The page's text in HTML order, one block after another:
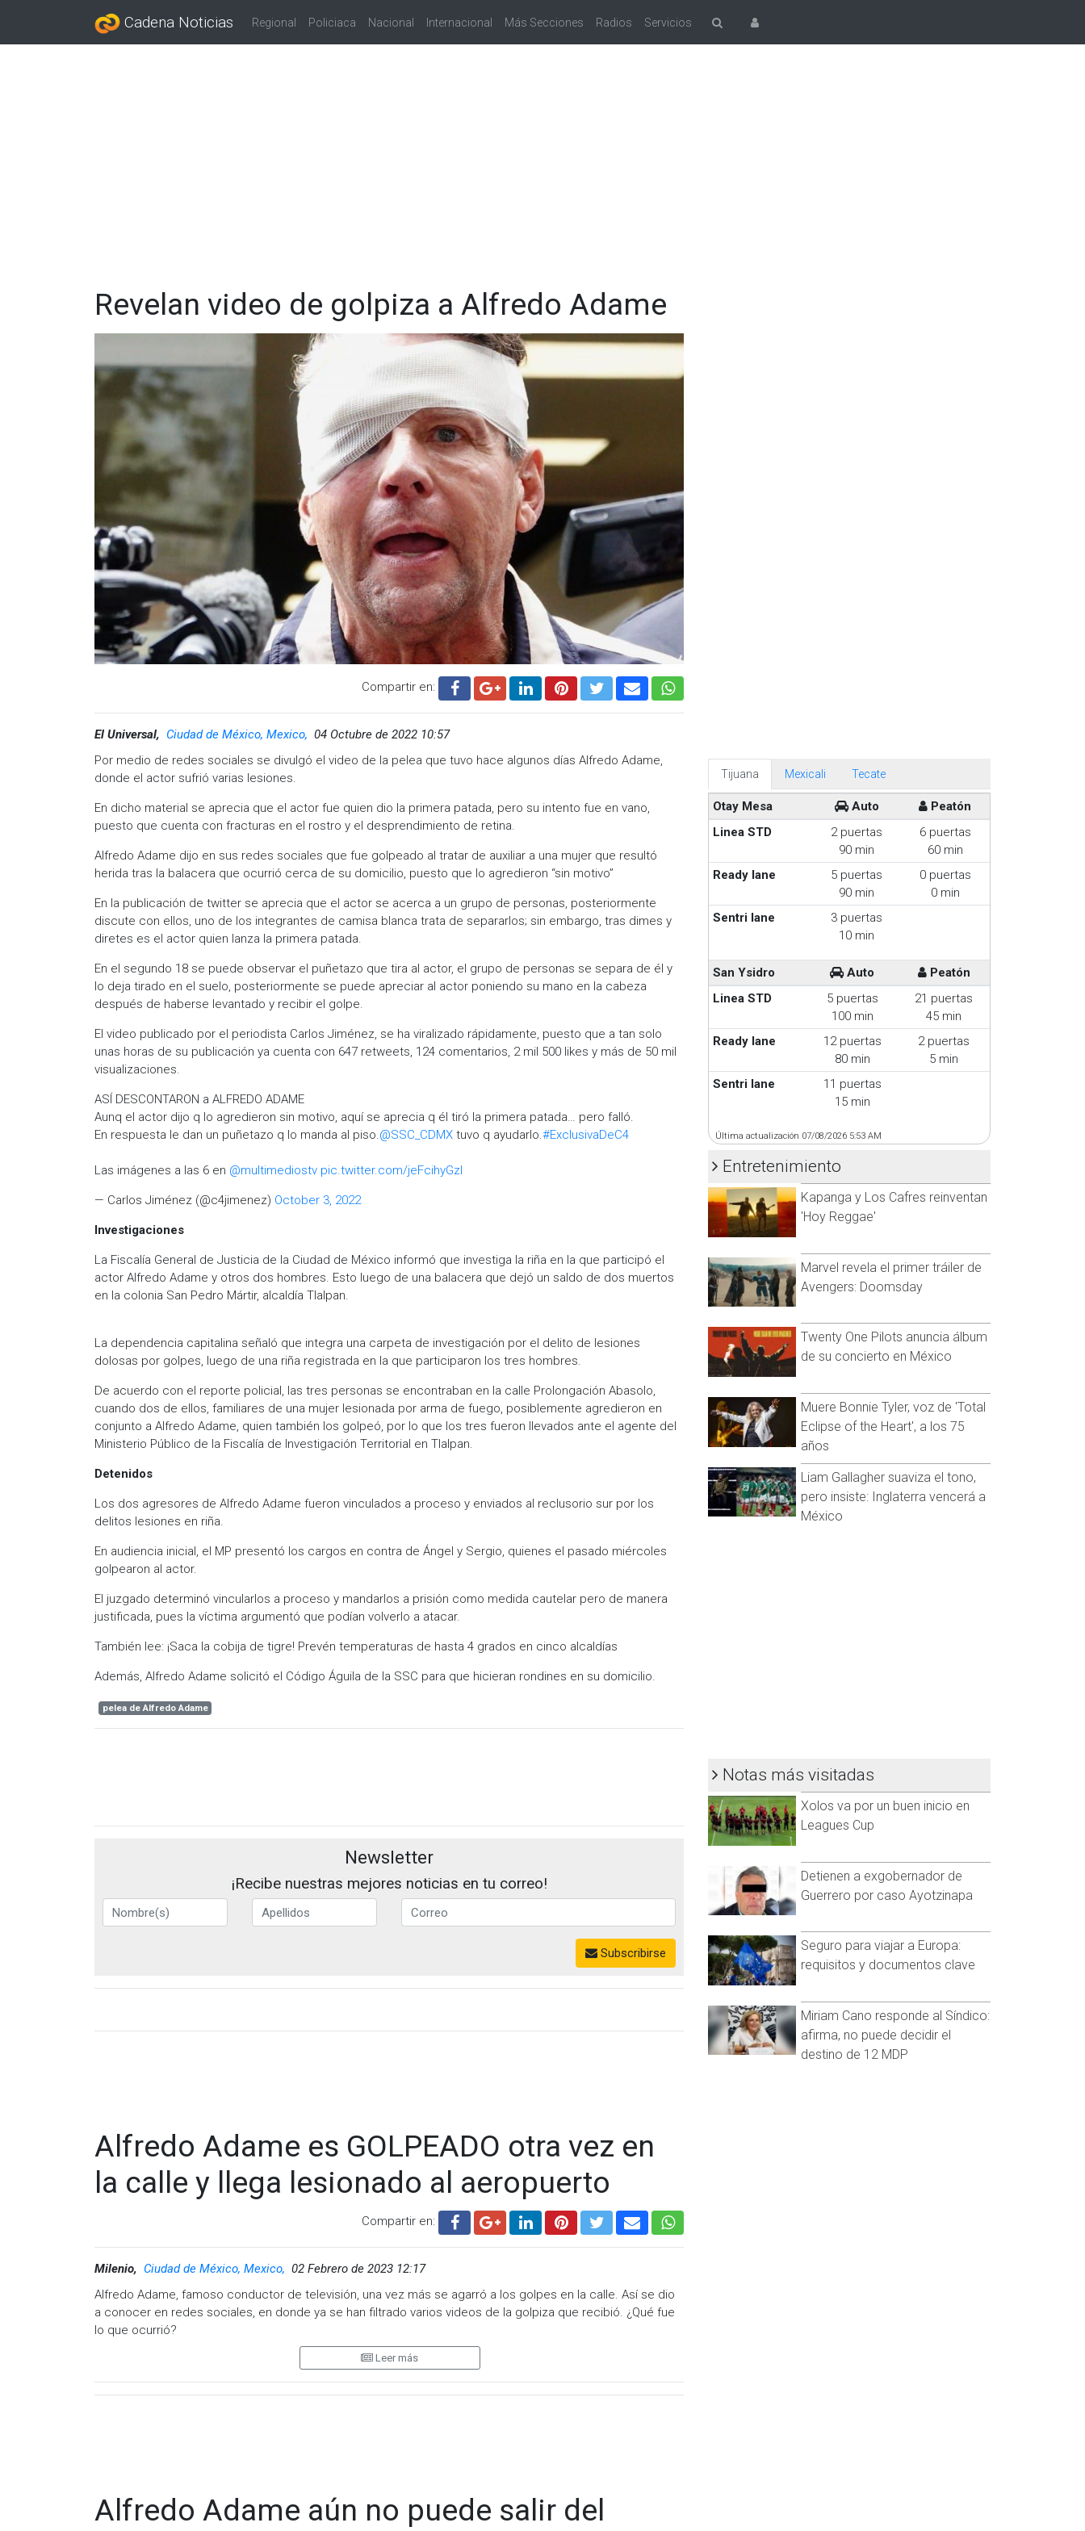
Cadena Noticias Regional Policiaca Nacional Internacional Más Secciones Radios Servicios
Revelan video de golpiza a Alfredo Adame
Compartir en:
El Universal, Ciudad de México, Mexico, 04 Octubre de 2022 10:57
Por medio de redes sociales se divulgó el video de la pelea que tuvo hace algunos días Alfredo Adame,
donde el actor sufrió varias lesiones.
En dicho material se aprecia que el actor fue quien dio la primera patada, pero su intento fue en vano,
puesto que cuenta con fracturas en el rostro y el desprendimiento de retina.
Alfredo Adame dijo en sus redes sociales que fue golpeado al tratar de auxiliar a una mujer que resultó
herida tras la balacera que ocurrió cerca de su domicilio, puesto que lo agredieron “sin motivo”
En la publicación de twitter se aprecia que el actor se acerca a un grupo de personas, posteriormente
discute con ellos, uno de los integrantes de camisa blanca trata de separarlos; sin embargo, tras dimes y
diretes es el actor quien lanza la primera patada.
En el segundo 18 se puede observar el puñetazo que tira al actor, el grupo de personas se separa de él y
lo deja tirado en el suelo, posteriormente se puede apreciar al actor poniendo su mano en la cabeza
después de haberse levantado y recibir el golpe.
El video publicado por el periodista Carlos Jiménez, se ha viralizado rápidamente, puesto que a tan solo
unas horas de su publicación ya cuenta con 647 retweets, 124 comentarios, 2 mil 500 likes y más de 50 mil
visualizaciones.
ASÍ DESCONTARON a ALFREDO ADAME
Aunq el actor dijo q lo agredieron sin motivo, aquí se aprecia q él tiró la primera patada… pero falló.
En respuesta le dan un puñetazo q lo manda al piso.@SSC_CDMX tuvo q ayudarlo.#ExclusivaDeC4
Las imágenes a las 6 en @multimediostv pic.twitter.com/jeFcihyGzI
— Carlos Jiménez (@c4jimenez) October 3, 2022
Investigaciones
La Fiscalía General de Justicia de la Ciudad de México informó que investiga la riña en la que participó el
actor Alfredo Adame y otros dos hombres. Esto luego de una balacera que dejó un saldo de dos muertos
en la colonia San Pedro Mártir, alcaldía Tlalpan.
La dependencia capitalina señaló que integra una carpeta de investigación por el delito de lesiones
dolosas por golpes, luego de una riña registrada en la que participaron los tres hombres.
De acuerdo con el reporte policial, las tres personas se encontraban en la calle Prolongación Abasolo,
cuando dos de ellos, familiares de una mujer lesionada por arma de fuego, posiblemente agredieron en
conjunto a Alfredo Adame, quien también los golpeó, por lo que los tres fueron llevados ante el agente del
Ministerio Público de la Fiscalía de Investigación Territorial en Tlalpan.
Detenidos
Los dos agresores de Alfredo Adame fueron vinculados a proceso y enviados al reclusorio sur por los
delitos lesiones en riña.
En audiencia inicial, el MP presentó los cargos en contra de Ángel y Sergio, quienes el pasado miércoles
golpearon al actor.
El juzgado determinó vincularlos a proceso y mandarlos a prisión como medida cautelar pero de manera
justificada, pues la víctima argumentó que podían volverlo a atacar.
También lee: ¡Saca la cobija de tigre! Prevén temperaturas de hasta 4 grados en cinco alcaldías
Además, Alfredo Adame solicitó el Código Águila de la SSC para que hicieran rondines en su domicilio.
pelea de Alfredo Adame
Newsletter
¡Recibe nuestras mejores noticias en tu correo!
Subscribirse
Alfredo Adame es GOLPEADO otra vez en
la calle y llega lesionado al aeropuerto
Compartir en:
Milenio, Ciudad de México, Mexico, 02 Febrero de 2023 12:17
Alfredo Adame, famoso conductor de televisión, una vez más se agarró a los golpes en la calle. Así se dio
a conocer en redes sociales, en donde ya se han filtrado varios videos de la golpiza que recibió. ¿Qué fue
lo que ocurrió?
Fue a través de redes sociales, en donde se dieron a conocer varios videos de lo sucedido con el
Así inició la nueva pelea de Alfredo Adame
Leer más
Alfredo Adame aún no puede salir del
Tijuana Mexicali Tecate
Otay Mesa Auto
Peatón
Linea STD
2 puertas
90 min
6 puertas
60 min
Ready lane
5 puertas
90 min
0 puertas
0 min
Sentri lane
3 puertas
10 min
San Ysidro Auto
Peatón
Linea STD
5 puertas
100 min
21 puertas
45 min
Ready lane
12 puertas
80 min
2 puertas
5 min
Sentri lane
11 puertas
15 min
Última actualización 07/08/2026 5:53 AM
Entretenimiento
Kapanga y Los Cafres reinventan
'Hoy Reggae'
Marvel revela el primer tráiler de
Avengers: Doomsday
Twenty One Pilots anuncia álbum
de su concierto en México
Muere Bonnie Tyler, voz de 'Total
Eclipse of the Heart', a los 75
años
Liam Gallagher suaviza el tono,
pero insiste: Inglaterra vencerá a
México
Notas más visitadas
Xolos va por un buen inicio en
Leagues Cup
Detienen a exgobernador de
Guerrero por caso Ayotzinapa
Seguro para viajar a Europa:
requisitos y documentos clave
Miriam Cano responde al Síndico:
afirma, no puede decidir el
destino de 12 MDP